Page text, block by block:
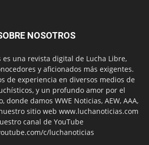
NOSOTROS
una revista digital de Lucha Libre,
y aficionados más exigentes.
de experiencia en diversos medios de
y un profundo amor por el
donde damos WWE Noticias, AEW, AAA,
sitio web www.luchanoticias.com
canal de YouTube
c/luchanoticias